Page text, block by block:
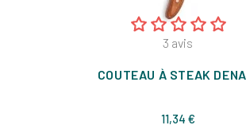
3 avis
COUTEAU À STEAK
11,34 €Prix